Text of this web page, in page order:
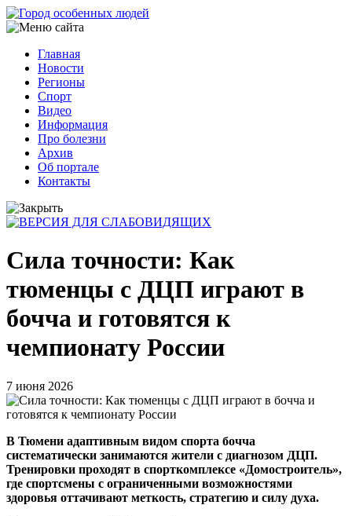
Перейти
к
содержанию
Основная
навигация
Главная
Новости
Регионы
Спорт
Видео
Информация
Про болезни
Архив
Об портале
Контакты
Сила точности: Как
тюменцы с ДЦП играют в
бочча и готовятся к
чемпионату России
7 июня 2026
В Тюмени адаптивным видом спорта бочча
систематически занимаются жители с диагнозом ДЦП.
Тренировки проходят в спорткомплексе «Домостроитель»,
где спортсмены с ограниченными возможностями
здоровья оттачивают меткость, стратегию и силу духа.